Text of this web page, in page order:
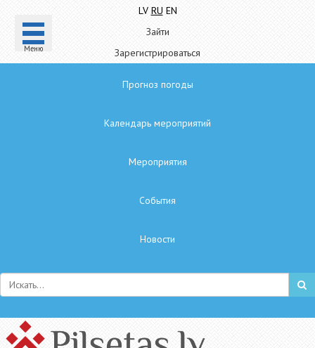
Mеню
LV RU EN
Зайти
Зарегистрироваться
Прогноз погоды
Календарь мероприятий
Мероприятия
Cобытия
Hовости